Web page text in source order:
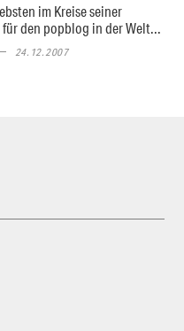
im Kreise seiner
den popblog in der Welt...
24.12.2007